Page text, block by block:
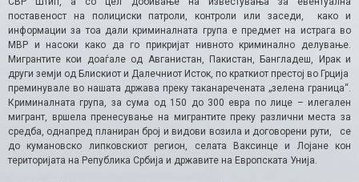
поставеност на полициски патроли, контроли или заседи, како и
информации за тоа дали криминалната група е предмет на истрага во
МВР и насоки како да го прикријат нивното криминално делување.
Мигрантите кои доаѓале од Авганистан, Пакистан, Бангладеш, Ирак и
други земји од Блискиот и Далечниот Исток, по краткиот престој во Грција
преминувале во нашата држава преку таканаречената „зелена граница“.
Криминалната група, за сума од 150 до 300 евра по лице – илегален
мигрант, вршела пренесување на мигрантите преку различни места за
средба, однапред планиран број и видови возила и договорени рути, се
до кумановско липковскиот регион, селата Ваксинце и Лојане кон
територијата на Република Србија и државите на Европската Унија.